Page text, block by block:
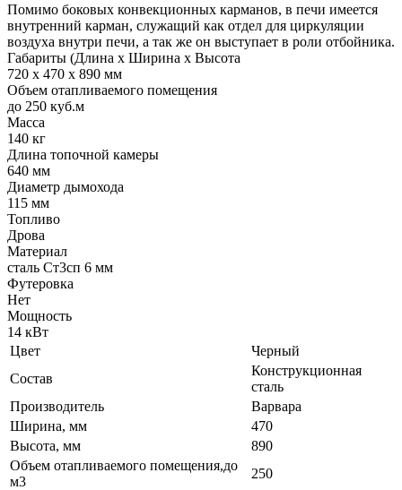
Помимо боковых конвекционных карманов, в печи имеется
внутренний карман, служащий как отдел для циркуляции
воздуха внутри печи, а так же он выступает в роли отбойника.
Габариты (Длина х Ширина х Высота
720 х 470 х 890 мм
Объем отапливаемого помещения
до 250 куб.м
Масса
140 кг
Длина топочной камеры
640 мм
Диаметр дымохода
115 мм
Топливо
Дрова
Материал
сталь Ст3сп 6 мм
Футеровка
Нет
Мощность
14 кВт
Цвет
Черный
Состав
Конструкционная
сталь
Производитель
Варвара
Ширина, мм
470
Высота, мм
890
Объем отапливаемого помещения,до
м3
250